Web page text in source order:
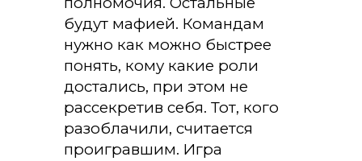
будут мафией. Командам
нужно как можно быстрее
понять, кому какие роли
достались, при этом не
рассекретив себя. Тот, кого
разоблачили, считается
проигравшим. Игра